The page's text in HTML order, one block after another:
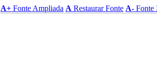
A+ Fonte Ampliada A Restaurar Fonte A- Fonte